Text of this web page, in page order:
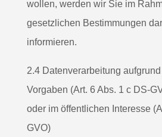
wollen, werden wir Sie im
gesetzlichen Bestimmungen
informieren.
2.4 Datenverarbeitung
Vorgaben (Art. 6 Abs. 1 c DS-
oder im öffentlichen Interesse
GVO)